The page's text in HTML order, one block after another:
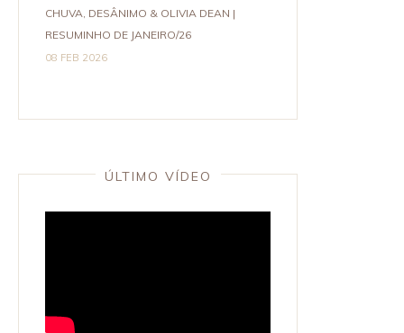
CHUVA, DESÂNIMO & OLIVIA DEAN |
RESUMINHO DE JANEIRO/26
08 FEB 2026
ÚLTIMO VÍDEO